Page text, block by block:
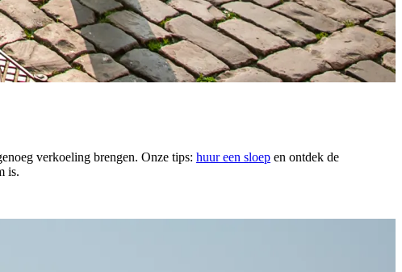
verkoeling brengen. Onze tips: huur een sloep en ontdek de
is.